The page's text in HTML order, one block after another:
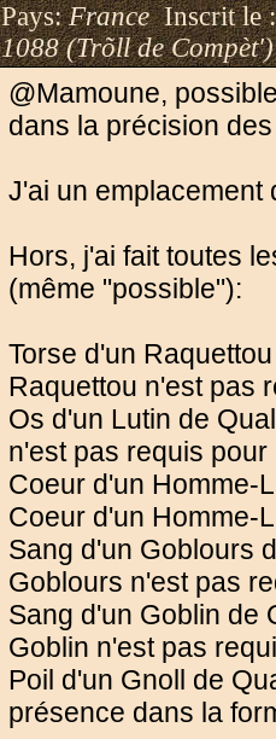
Pays:FranceInscrit le
1088 (Trõll de Compèt')
@Mamoune,
dans la précision
J'ai un emplacement
Hors, j'ai fait toutes
(même "possible"):
Torse d'un
Raquettou n'est pas
Os d'un Lutin de
n'est pas requis pour
Coeur d'un Homme-
Coeur d'un Homme-
Sang d'un Goblours
Goblours n'est pas
Sang d'un Goblin de
Goblin n'est pas
Poil d'un Gnoll de
présence dans la